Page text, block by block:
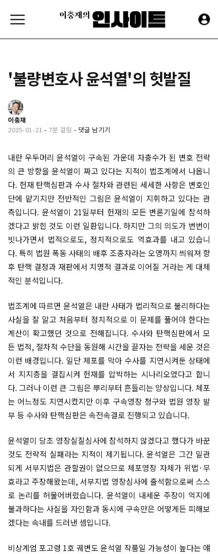
'불량변호사 윤석열'의 헛발질
이충재
2025-01-21 - 7분 걸림 - 댓글 남기기
내란 우두머리 윤석열이 구속된 가운데 자충수가 된 변호 전략
의 큰 방향을 윤석열이 짜고 있다는 지적이 법조계에서 나옵니
다. 헌재 탄핵심판과 수사 절차와 관련된 세세한 사항은 변호인
단에 맡기지만 전반적인 그림은 윤석열이 지휘하고 있다는 관
측입니다. 윤석열이 21일부터 헌재의 모든 변론기일에 참석하
겠다고 밝힌 것도 이런 일환입니다. 하지만 그의 의도가 번번이
빗나가면서 법적으로도, 정치적으로도 역효과를 내고 있습니
다. 특히 법원 폭동 사태의 배후 조종자라는 오명까지 씌워져 향
후 탄핵 결정과 재판에서 치명적 결과로 이어질 거라는 게 대체
적인 분석입니다.
법조계에 따르면 윤석열은 내란 사태가 법리적으로 불리하다는
사실을 잘 알고 처음부터 정치적으로 이 문제를 풀어야 한다는
계산이 확고했던 것으로 전해집니다. 수사와 탄핵심판에서 모
든 법적, 절차적 수단을 동원해 시간을 끌자는 전략을 세운 것은
이런 배경입니다. 일단 체포를 막아 수사를 지연시켜둔 상태에
서 지지층을 결집시켜 헌재를 압박하는 시나리오였다고 합니
다. 그러나 이런 큰 그림은 뿌리부터 흔들리는 양상입니다. 체포
는 어느정도 지연시켰지만 이후 구속영장 청구와 법원 영장 발
부 등 수사와 탄핵심판은 속전속결로 진행되고 있습니다.
윤석열이 당초 영장실질심사에 참석하지 않겠다고 했다가 바꾼
것도 전략적 실패라는 지적이 제기됩니다. 윤석열은 그간 일관
되게 서부지법은 관할권이 없으므로 체포영장 자체가 위법·무
효라고 주장해왔는데, 서부지법 영장심사에 출석함으로써 스스
로 논리를 허물어버렸습니다. 윤석열이 내세운 주장이 억지에
불과하다는 사실을 자인함과 동시에 구속만은 어떻게든 피해보
겠다는 속내를 드러낸 셈입니다.
비상계엄 포고령 1호 궤변도 윤석열 작품일 가능성이 높다는 얘